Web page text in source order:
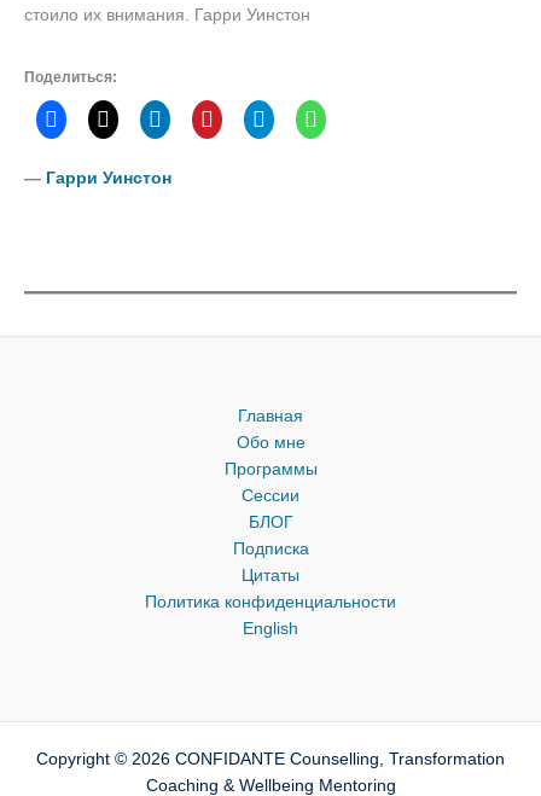
стоило их внимания. Гарри Уинстон
Поделиться:
― Гарри Уинстон
Главная
Обо мне
Программы
Сессии
БЛОГ
Подписка
Цитаты
Политика конфиденциальности
English
Copyright © 2026 CONFIDANTE Counselling, Transformation
Coaching & Wellbeing Mentoring